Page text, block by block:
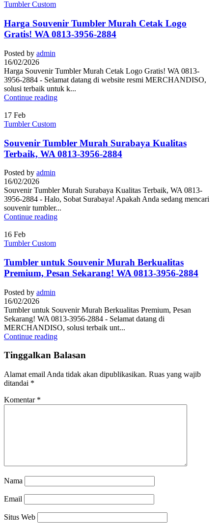
Tumbler Custom
Harga Souvenir Tumbler Murah Cetak Logo
Gratis! WA 0813-3956-2884
Posted by admin
16/02/2026
Harga Souvenir Tumbler Murah Cetak Logo Gratis! WA 0813-
3956-2884 - Selamat datang di website resmi MERCHANDISO,
solusi terbaik untuk k...
Continue reading
17 Feb
Tumbler Custom
Souvenir Tumbler Murah Surabaya Kualitas
Terbaik, WA 0813-3956-2884
Posted by admin
16/02/2026
Souvenir Tumbler Murah Surabaya Kualitas Terbaik, WA 0813-
3956-2884 - Halo, Sobat Surabaya! Apakah Anda sedang mencari
souvenir tumbler...
Continue reading
16 Feb
Tumbler Custom
Tumbler untuk Souvenir Murah Berkualitas
Premium, Pesan Sekarang! WA 0813-3956-2884
Posted by admin
16/02/2026
Tumbler untuk Souvenir Murah Berkualitas Premium, Pesan
Sekarang! WA 0813-3956-2884 - Selamat datang di
MERCHANDISO, solusi terbaik unt...
Continue reading
Tinggalkan Balasan
Alamat email Anda tidak akan dipublikasikan. Ruas yang wajib
ditandai *
Komentar *
Nama
Email
Situs Web